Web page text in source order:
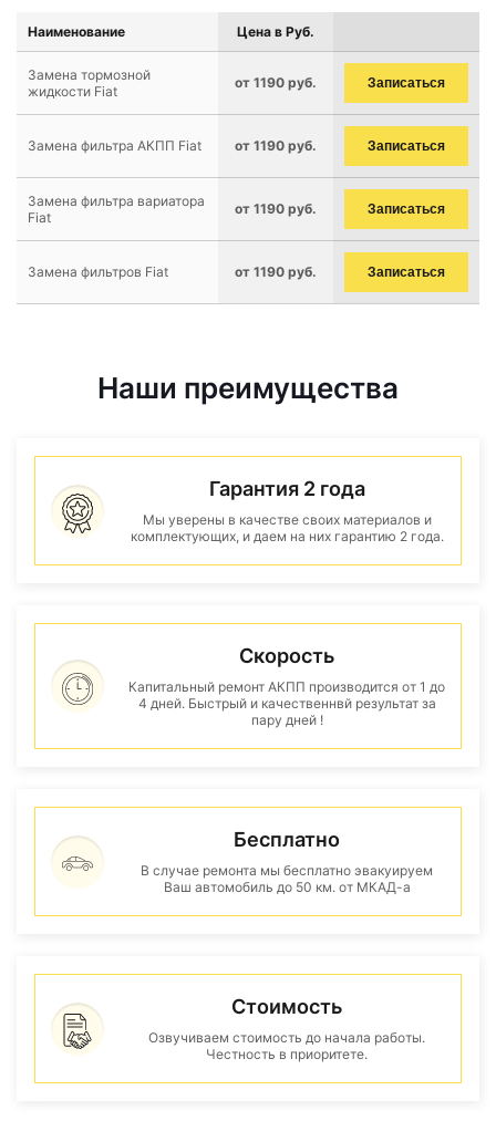
Наименование Цена в Руб.
Замена тормозной
жидкости Fiat
от 1190 руб. Записаться
Замена фильтра АКПП Fiat от 1190 руб. Записаться
Замена фильтра вариатора
Fiat
от 1190 руб. Записаться
Замена фильтров Fiat от 1190 руб. Записаться
Наши преимущества
Гарантия 2 года
Мы уверены в качестве своих материалов и
комплектующих, и даем на них гарантию 2 года.
Скорость
Капитальный ремонт АКПП производится от 1 до
4 дней. Быстрый и качественнвй результат за
пару дней !
Бесплатно
В случае ремонта мы бесплатно эвакуируем
Ваш автомобиль до 50 км. от МКАД-а
Стоимость
Озвучиваем стоимость до начала работы.
Честность в приоритете.